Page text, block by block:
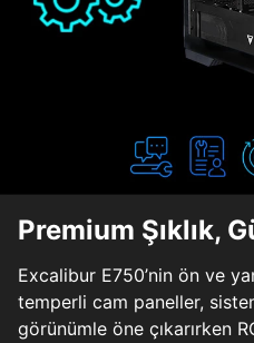
Premium Şıklık,
Excalibur E750’nin ön ve
temperli cam paneller,
görünümle öne çıkarırken